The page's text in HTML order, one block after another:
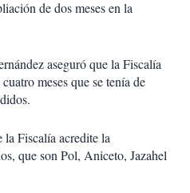
de dos meses en la
aseguró que la Fiscalía
meses que se tenía de
Fiscalía acredite la
que son Pol, Aniceto, Jazahel